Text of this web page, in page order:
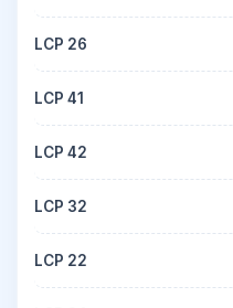
LCP 26
LCP 41
LCP 42
LCP 32
LCP 22